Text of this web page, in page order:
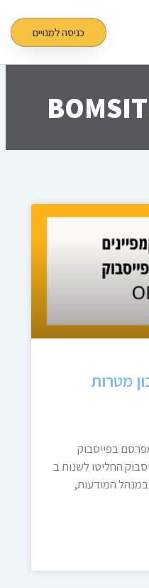
כניסה למנויים
מטרות
בפייסבוק
החליטו לשנות ב
במנהל המודעות,